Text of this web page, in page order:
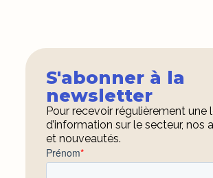
S'abonner à la
newsletter
Pour recevoir régulièrement une
d’information sur le secteur, nos
et nouveautés.